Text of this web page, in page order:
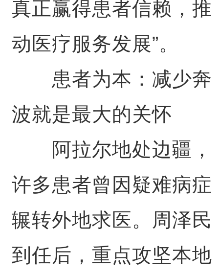
真正赢得患者信赖，推
动医疗服务发展”。
患者为本：减少奔
波就是最大的关怀
阿拉尔地处边疆，
许多患者曾因疑难病症
辗转外地求医。周泽民
到任后，重点攻坚本地